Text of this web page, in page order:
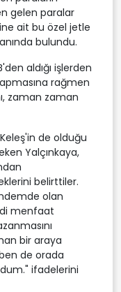
gelen paralar
ait bu özel jetle
bulundu.
aldığı işlerden
rağmen
zaman zaman
de olduğu
Yalçınkaya,
belirttiler.
olan
menfaat
bir araya
de orada
ifadelerini